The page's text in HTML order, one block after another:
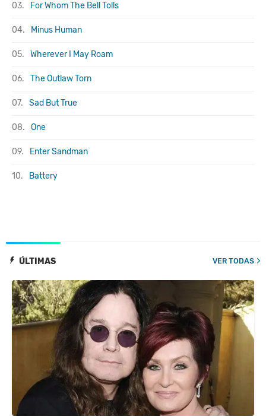
03. For Whom The Bell Tolls
04. Minus Human
05. Wherever I May Roam
06. The Outlaw Torn
07. Sad But True
08. One
09. Enter Sandman
10. Battery
ÚLTIMAS VER TODAS